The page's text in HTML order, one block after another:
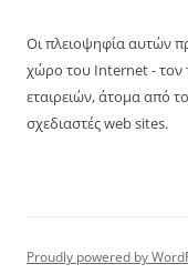
Οι πλειοψηφία αυτών
χώρο του Internet - τον
εταιρειών, άτομα από
σχεδιαστές web sites.
Proudly powered by